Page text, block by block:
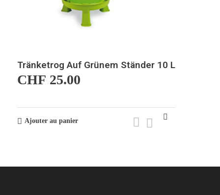
Tränketrog Auf Grünem Ständer 10 L
CHF 25.00
Ajouter au panier